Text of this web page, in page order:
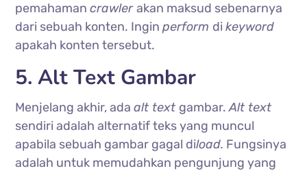
pemahamancrawlerakan maksud sebenarnya
dari sebuah konten. Inginperform dikeyword
apakah konten tersebut.
5. Alt Text Gambar
Menjelang akhir, adaalt text gambar.Alt text
sendiri adalah alternatif teks yang muncul
apabila sebuah gambar gagal diload. Fungsinya
adalah untuk memudahkan pengunjung yang